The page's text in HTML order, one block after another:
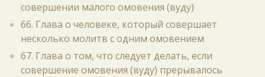
совершении малого омовения (вуду)
66. Глава о человеке, который совершает
несколько молитв с одним омовением
67. Глава о том, что следует делать, если
совершение омовения (вуду) прерывалось